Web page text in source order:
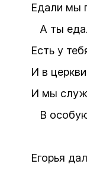
Едали мы
А ты
Есть у
И в
И мы
В
Егорья